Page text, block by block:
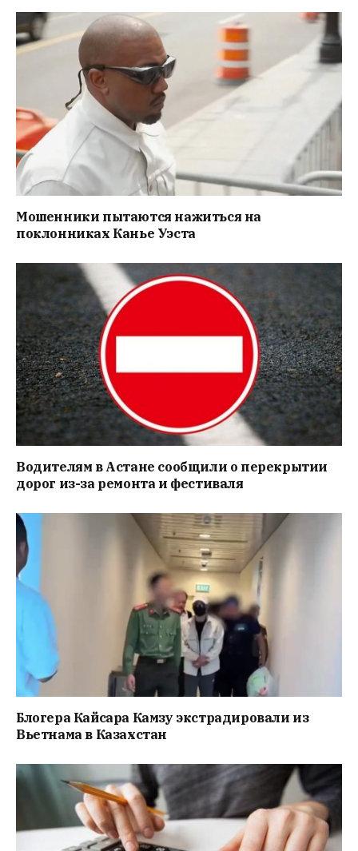
Мошенники пытаются нажиться на
поклонниках Канье Уэста
Водителям в Астане сообщили о перекрытии
дорог из-за ремонта и фестиваля
Блогера Кайсара Камзу экстрадировали из
Вьетнама в Казахстан